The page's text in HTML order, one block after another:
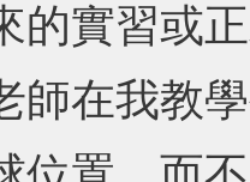
的實習或
師在我教